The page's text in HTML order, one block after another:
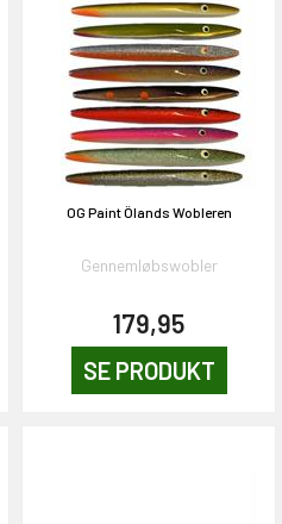
OG Paint Ölands Wobleren
Gennemløbswobler
179,95
SE PRODUKT